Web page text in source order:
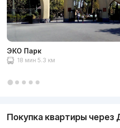
ЭКО Парк
18 мин 5.3 км
Покупка квартиры